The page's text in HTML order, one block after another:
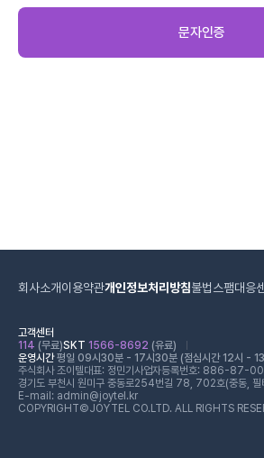
문자인증
회사소개이용약관개인정보처리방침불법스팸대응
고객센터
114 (무료)SKT 1566-8692 (유료)
운영시간평일 09시30분 - 17시30분 (점심시간 12시 -
주식회사 조이텔대표: 정민기 사업자등록번호: 886-87-
경기도 부천시 원미구 중동로254번길 78, 702호(중동, 필
E-mail: admin@joytel.kr
COPYRIGHT©JOYTEL CO.LTD. ALL RIGHTS